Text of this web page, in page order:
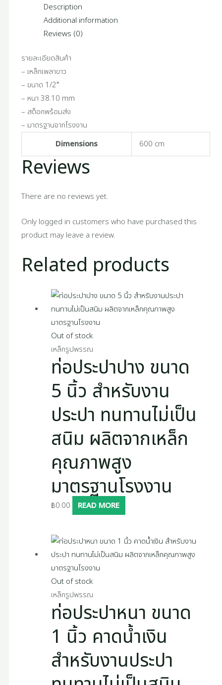
Description
Additional information
Reviews (0)
รายละเอียดสินค้า
– เหล็กเพลาขาว
– ขนาด 1/2″
– หนา 38.10 mm
– สต็อกพร้อมส่ง
– มาตรฐานจากโรงงาน
Dimensions
600 cm
Reviews
There are no reviews yet.
Only logged in customers who have purchased this
product may leave a review.
Related products
Out of stock
เหล็กรูปพรรณ
ท่อประปาปาง ขนาด
5 นิ้ว สำหรับงาน
ประปา ทนทานไม่เป็น
สนิม ผลิตจากเหล็ก
คุณภาพสูง
มาตรฐานโรงงาน
฿0.00 READ MORE
Out of stock
เหล็กรูปพรรณ
ท่อประปาหนา ขนาด
1 นิ้ว คาดน้ำเงิน
สำหรับงานประปา